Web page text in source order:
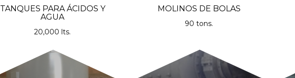
TANQUES PARA ÁCIDOS Y
AGUA
20,000 lts.
MOLINOS DE BOLAS
90 tons.